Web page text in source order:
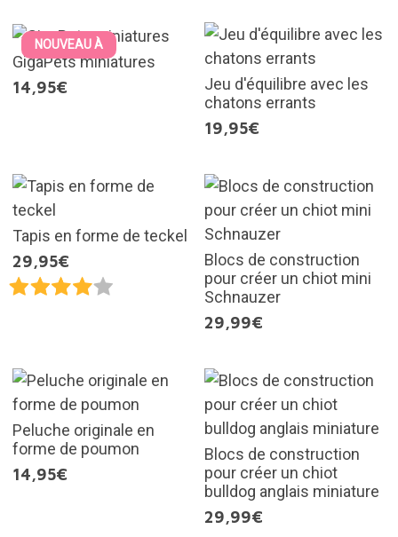
NOUVEAU À
GigaPets miniatures
14,95€
Jeu d'équilibre avec les
chatons errants
19,95€
Tapis en forme de teckel
29,95€
Blocs de construction
pour créer un chiot mini
Schnauzer
29,99€
Peluche originale en
forme de poumon
14,95€
Blocs de construction
pour créer un chiot
bulldog anglais miniature
29,99€